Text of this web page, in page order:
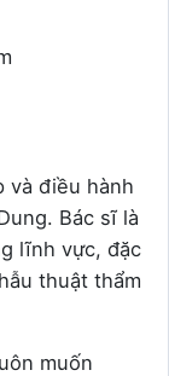
và điều hành
Bác sĩ là
lĩnh vực, đặc
thuật thẩm
muốn